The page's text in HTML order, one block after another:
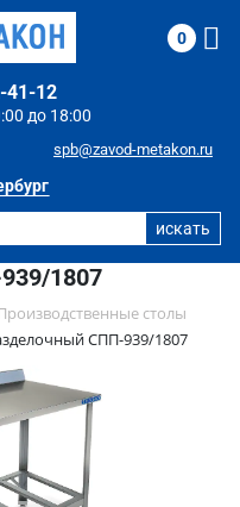
до 18:00
41-12
spb@zavod-metakon.ru
0
1807
столы
СПП-939/1807